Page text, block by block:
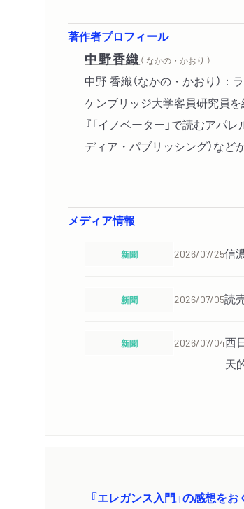
著作者プロフィール
中野香織 （ なかの・かおり ）
中野 香織（なかの・かおり）
ケンブリッジ大学客員研究員
『「イノベーター」で読むアパ
ディア・パブリッシング）など
メディア情報
新聞 2026/07/25信
新聞 2026/07/05読
新聞 2026/07/04西
天
『エレガンス入門』の感想をお